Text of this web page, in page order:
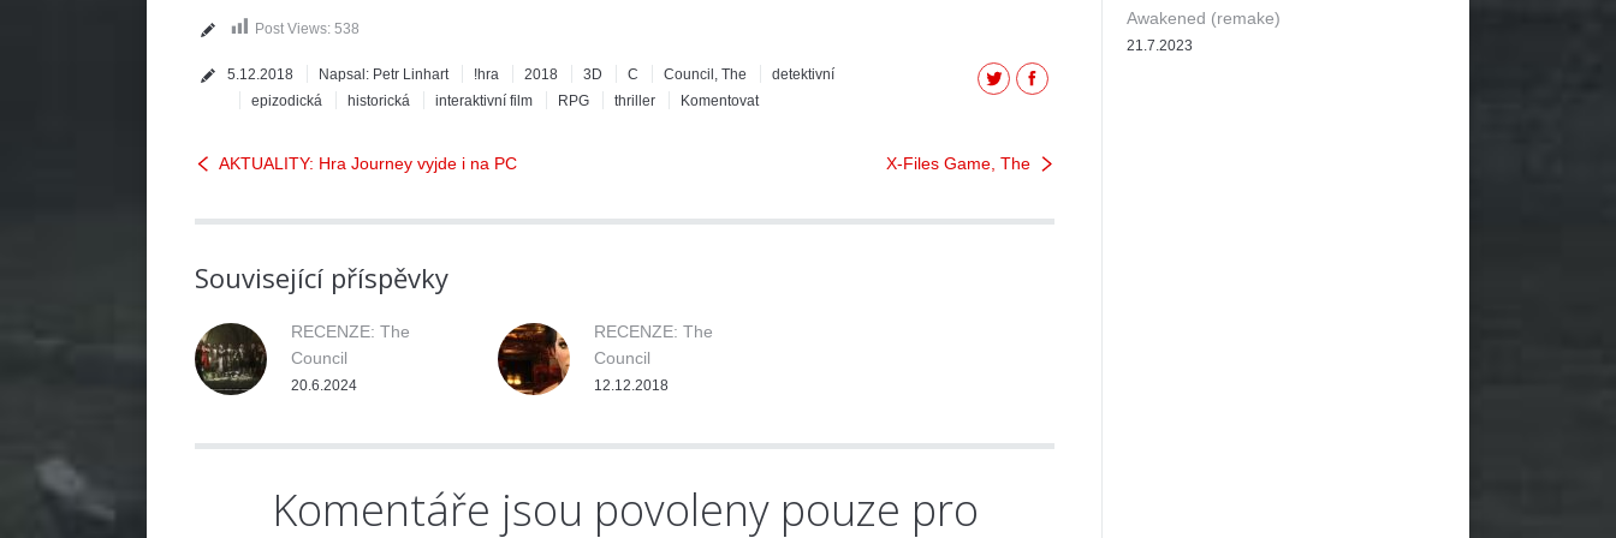
Post Views: 538
5.12.2018 Napsal: Petr Linhart !hra 2018 3D C Council, The
detektivní
epizodická
historická interaktivní film RPG thriller Komentovat
Facebook
Twitter
AKTUALITY: Hra Journey vyjde i na PC X-Files Game, The
Související příspěvky
RECENZE: The
Council
20.6.2024
RECENZE: The
Council
12.12.2018
Komentáře jsou povoleny pouze pro
Awakened (remake)
21.7.2023